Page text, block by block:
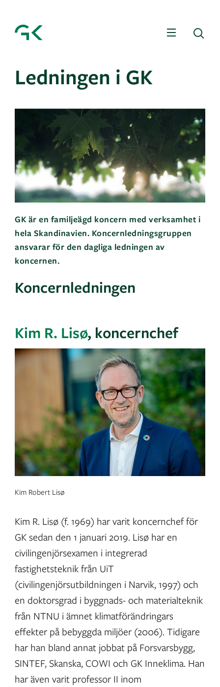
Meny
Ledningen i GK
GK är en familjeägd koncern med verksamhet i
hela Skandinavien. Koncernledningsgruppen
ansvarar för den dagliga ledningen av
koncernen.
Koncernledningen
Kim R. Lisø, koncernchef
Kim Robert Lisø
Kim R. Lisø (f. 1969) har varit koncernchef för
GK sedan den 1 januari 2019. Lisø har en
civilingenjörsexamen i integrerad
fastighetsteknik från UiT
(civilingenjörsutbildningen i Narvik, 1997) och
en doktorsgrad i byggnads- och materialteknik
från NTNU i ämnet klimatförändringars
effekter på bebyggda miljöer (2006). Tidigare
har han bland annat jobbat på Forsvarsbygg,
SINTEF, Skanska, COWI och GK Inneklima. Han
har även varit professor II inom